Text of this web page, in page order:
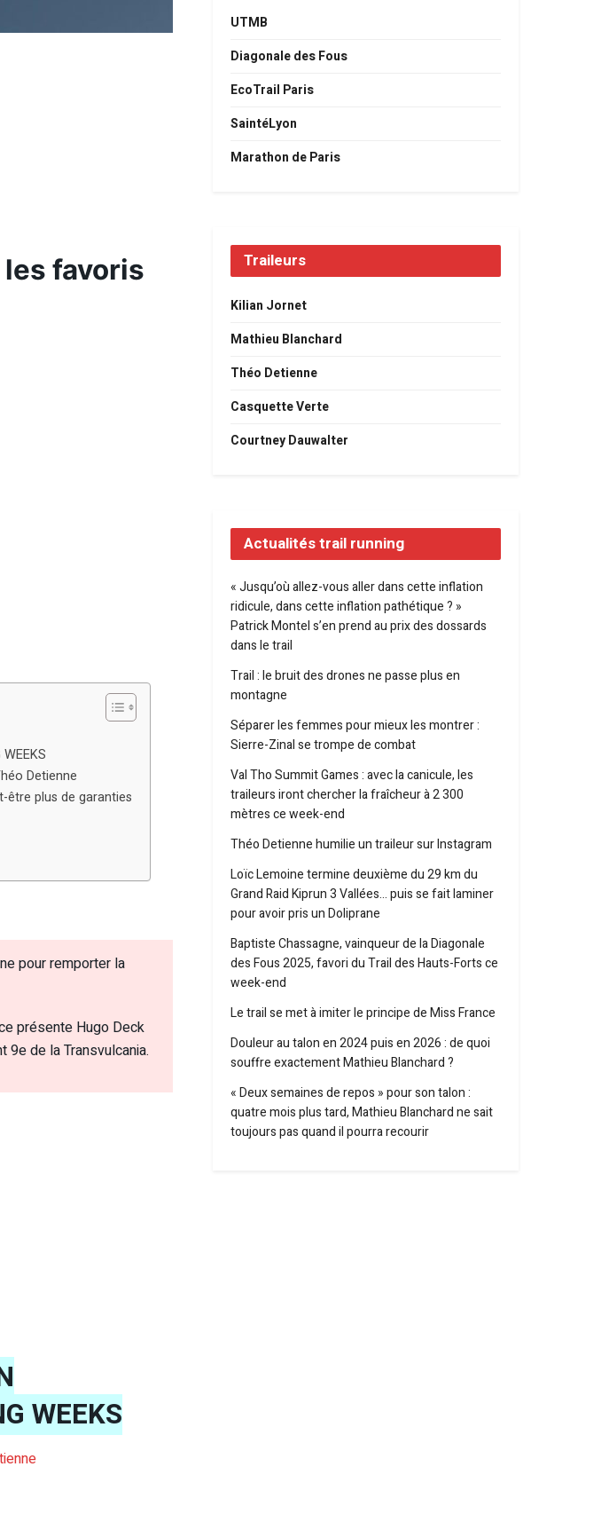
les favoris
Detienne
être plus de garanties
pour remporter la
présente Hugo Deck
9e de la Transvulcania.
WEEKS
UTMB
Diagonale des Fous
EcoTrail Paris
SaintéLyon
Marathon de Paris
Traileurs
Kilian Jornet
Mathieu Blanchard
Théo Detienne
Casquette Verte
Courtney Dauwalter
Actualités trail running
« Jusqu’où allez-vous aller dans cette inflation
ridicule, dans cette inflation pathétique ? »
Patrick Montel s’en prend au prix des dossards
dans le trail
Trail : le bruit des drones ne passe plus en
montagne
Séparer les femmes pour mieux les montrer :
Sierre-Zinal se trompe de combat
Val Tho Summit Games : avec la canicule, les
traileurs iront chercher la fraîcheur à 2 300
mètres ce week-end
Théo Detienne humilie un traileur sur Instagram
Loïc Lemoine termine deuxième du 29 km du
Grand Raid Kiprun 3 Vallées… puis se fait laminer
pour avoir pris un Doliprane
Baptiste Chassagne, vainqueur de la Diagonale
des Fous 2025, favori du Trail des Hauts-Forts ce
week-end
Le trail se met à imiter le principe de Miss France
Douleur au talon en 2024 puis en 2026 : de quoi
souffre exactement Mathieu Blanchard ?
« Deux semaines de repos » pour son talon :
quatre mois plus tard, Mathieu Blanchard ne sait
toujours pas quand il pourra recourir